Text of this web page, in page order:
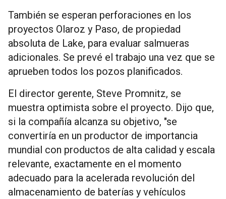
También se esperan perforaciones en los
proyectos Olaroz y Paso, de propiedad
absoluta de Lake, para evaluar salmueras
adicionales. Se prevé el trabajo una vez que se
aprueben todos los pozos planificados.
El director gerente, Steve Promnitz, se
muestra optimista sobre el proyecto. Dijo que,
si la compañía alcanza su objetivo, "se
convertiría en un productor de importancia
mundial con productos de alta calidad y escala
relevante, exactamente en el momento
adecuado para la acelerada revolución del
almacenamiento de baterías y vehículos